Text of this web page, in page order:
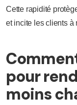
Cette rapidité
et incite les clients à
pour
moins